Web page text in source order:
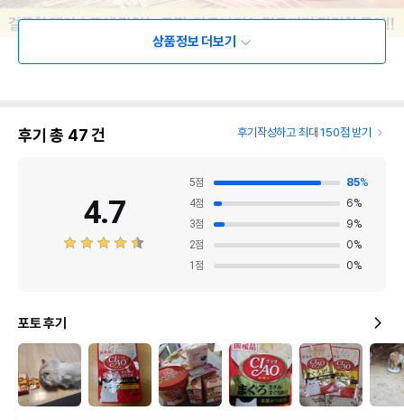
상품정보 더보기
후기 총 47건 후기작성하고 최대 150점 받기
4.7
5점 85%
4점 6%
3점 9%
2점 0%
1 점 0%
포토 후기